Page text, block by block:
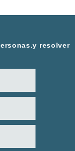
resolver